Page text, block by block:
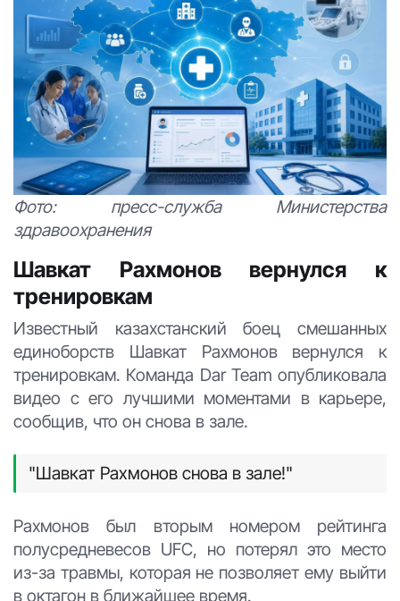
Фото: пресс-служба Министерства
здравоохранения
Шавкат Рахмонов вернулся к
тренировкам
Известный казахстанский боец смешанных
единоборств Шавкат Рахмонов вернулся к
тренировкам. Команда Dar Team опубликовала
видео с его лучшими моментами в карьере,
сообщив, что он снова в зале.
"Шавкат Рахмонов снова в зале!"
Рахмонов был вторым номером рейтинга
полусредневесов UFC, но потерял это место
из-за травмы, которая не позволяет ему выйти
в октагон в ближайшее время.